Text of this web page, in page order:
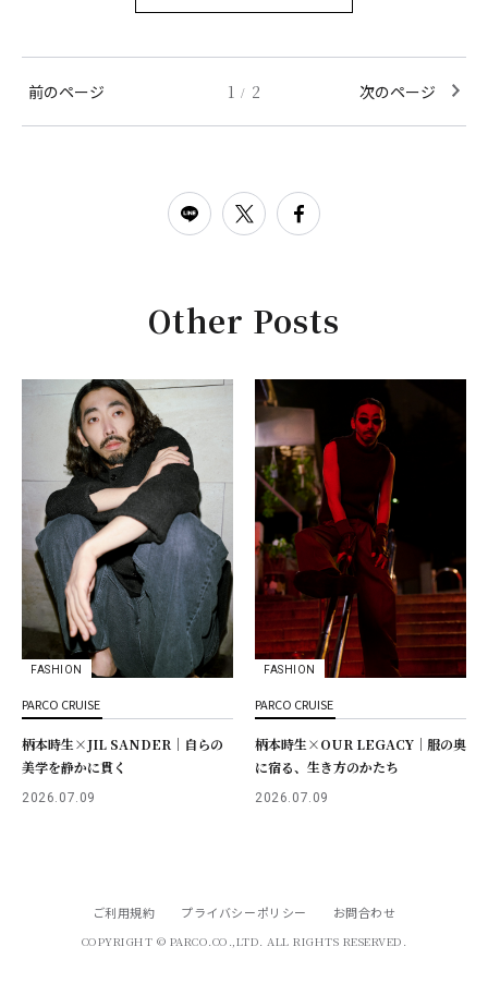
前のページ 1 / 2 次のページ
Other Posts
FASHION
PARCO CRUISE
柄本時生×JIL SANDER｜自らの
美学を静かに貫く
2026.07.09
FASHION
PARCO CRUISE
柄本時生×OUR LEGACY｜服の奥
に宿る、生き方のかたち
2026.07.09
ご利用規約 プライバシーポリシー お問合わせ
COPYRIGHT © PARCO.CO.,LTD. ALL RIGHTS RESERVED.